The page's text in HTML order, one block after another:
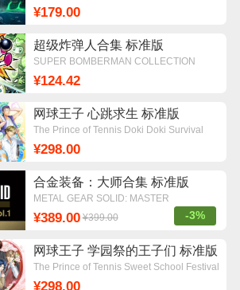
¥179.00
超级炸弹人合集 标准版
SUPER BOMBERMAN COLLECTION
¥124.42
网球王子 心跳求生 标准版
The Prince of Tennis Doki Doki Survival
¥298.00
合金装备：大师合集 标准版
METAL GEAR SOLID: MASTER
¥389.00 ¥399.00 -3%
网球王子 学园祭的王子们 标准版
The Prince of Tennis Sweet School Festival
¥298.00